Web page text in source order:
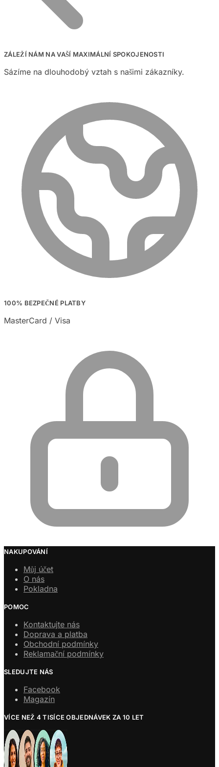
ZÁLEŽÍ NÁM NA VAŠÍ MAXIMÁLNÍ SPOKOJENOSTI
Sázíme na dlouhodobý vztah s našimi zákazníky.
100% BEZPEČNÉ PLATBY
MasterCard / Visa
NAKUPOVÁNÍ
Můj účet
O nás
Pokladna
POMOC
Kontaktujte nás
Doprava a platba
Obchodní podmínky
Reklamační podmínky
SLEDUJTE NÁS
Facebook
Magazín
VÍCE NEŽ 4 TISÍCE OBJEDNÁVEK ZA 10 LET